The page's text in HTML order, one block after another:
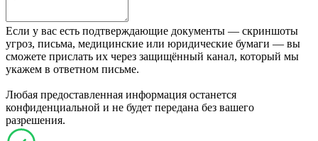
Если у вас есть подтверждающие документы — скриншоты
угроз, письма, медицинские или юридические бумаги — вы
сможете прислать их через защищённый канал, который мы
укажем в ответном письме.
Любая предоставленная информация останется
конфиденциальной и не будет передана без вашего
разрешения.